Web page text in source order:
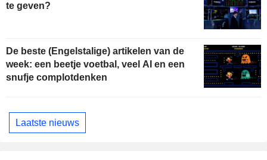
te geven?
De beste (Engelstalige) artikelen van de
week: een beetje voetbal, veel AI en een
snufje complotdenken
Laatste nieuws